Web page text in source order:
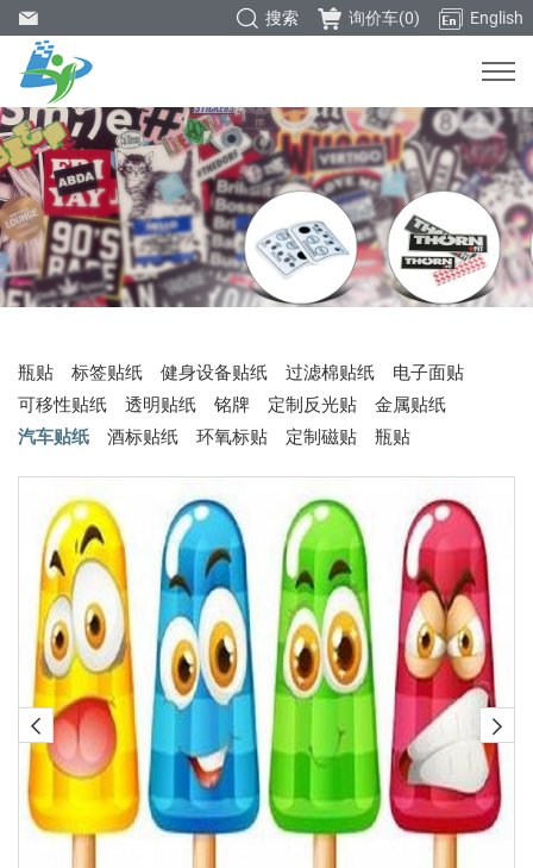
English
询价车(0)
搜索
瓶贴 标签贴纸 健身设备贴纸 过滤棉贴纸
电子面贴
可移性贴纸
透明贴纸 铭牌 定制反光贴
金属贴纸
汽车贴纸
酒标贴纸 环氧标贴 定制磁贴 瓶贴